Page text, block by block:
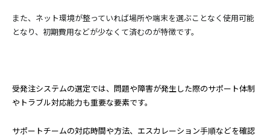
また、ネット環境が整っていれば場所や端末を選ぶことなく使用可能
となり、初期費用などが少なくて済むのが特徴です。
受発注システムの選定では、問題や障害が発生した際のサポート体制
やトラブル対応能力も重要な要素です。
サポートチームの対応時間や方法、エスカレーション手順などを確認